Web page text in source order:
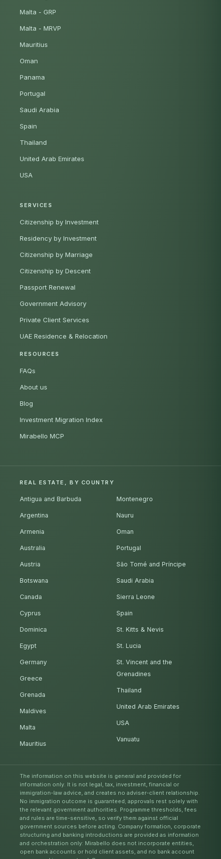
Malta - GRP
Malta - MRVP
Mauritius
Oman
Panama
Portugal
Saudi Arabia
Spain
Thailand
United Arab Emirates
USA
SERVICES
Citizenship by Investment
Residency by Investment
Citizenship by Marriage
Citizenship by Descent
Passport Renewal
Government Advisory
Private Client Services
UAE Residence & Relocation
RESOURCES
FAQs
About us
Blog
Investment Migration Index
Mirabello MCP
REAL ESTATE, BY COUNTRY
Antigua and Barbuda
Argentina
Armenia
Australia
Austria
Botswana
Canada
Cyprus
Dominica
Egypt
Germany
Greece
Grenada
Maldives
Malta
Mauritius
Montenegro
Nauru
Oman
Portugal
São Tomé and Príncipe
Saudi Arabia
Sierra Leone
Spain
St. Kitts & Nevis
St. Lucia
St. Vincent and the
Grenadines
Thailand
United Arab Emirates
USA
Vanuatu
The information on this website is general and provided for
information only. It is not legal, tax, investment, financial or
immigration-law advice, and creates no adviser-client relationship.
No immigration outcome is guaranteed; approvals rest solely with
the relevant government authorities. Programme thresholds, fees
and rules are time-sensitive, so verify them against official
government sources before acting. Company formation, corporate
structuring and banking introductions are provided as information
and orchestration only: Mirabello does not incorporate entities,
open bank accounts or hold client assets, and no bank account